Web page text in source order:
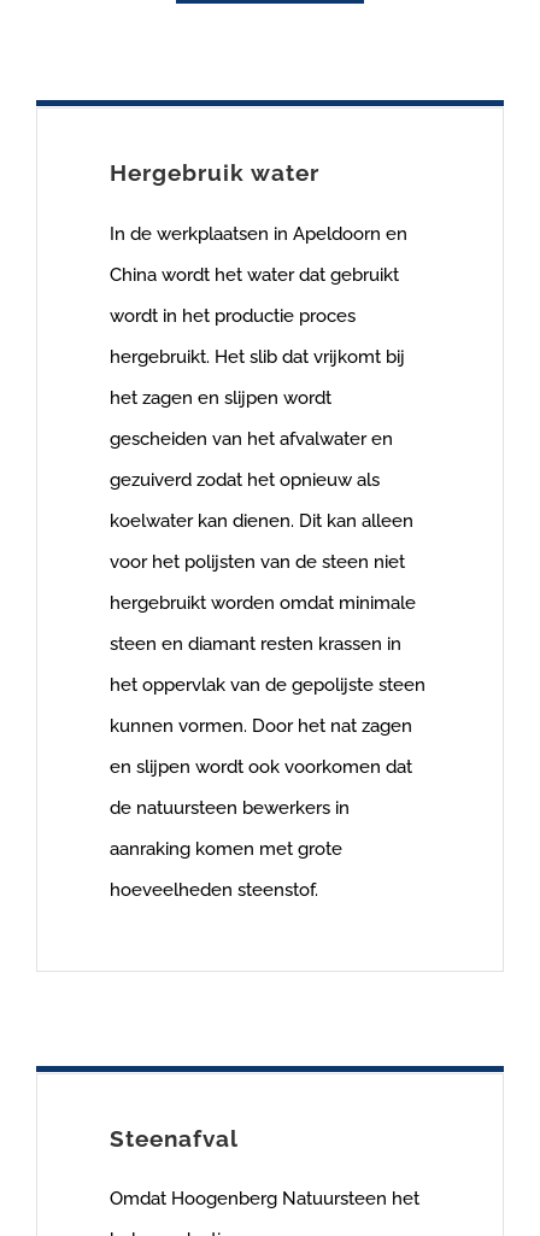
Hergebruik water
In de werkplaatsen in Apeldoorn en
China wordt het water dat gebruikt
wordt in het productie proces
hergebruikt. Het slib dat vrijkomt bij
het zagen en slijpen wordt
gescheiden van het afvalwater en
gezuiverd zodat het opnieuw als
koelwater kan dienen. Dit kan alleen
voor het polijsten van de steen niet
hergebruikt worden omdat minimale
steen en diamant resten krassen in
het oppervlak van de gepolijste steen
kunnen vormen. Door het nat zagen
en slijpen wordt ook voorkomen dat
de natuursteen bewerkers in
aanraking komen met grote
hoeveelheden steenstof.
Steenafval
Omdat Hoogenberg Natuursteen het